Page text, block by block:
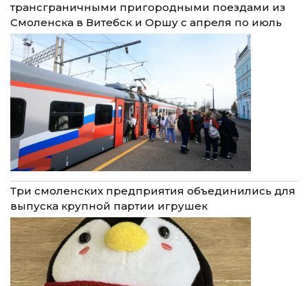
трансграничными пригородными поездами из
Смоленска в Витебск и Оршу с апреля по июль
Три смоленских предприятия объединились для
выпуска крупной партии игрушек